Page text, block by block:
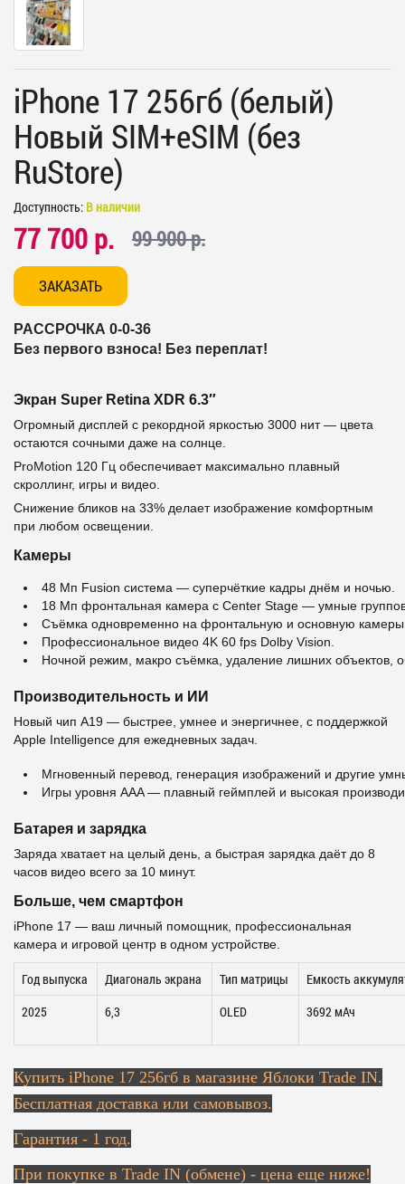
iPhone 17 256гб (белый)
Новый SIM+eSIM (без
RuStore)
Доступность: В наличии
77 700 р. 99 900 р.
ЗАКАЗАТЬ
РАССРОЧКА 0-0-36
Без первого взноса! Без переплат!
Экран Super Retina XDR 6.3″
Огромный дисплей с рекордной яркостью 3000 нит — цвета
остаются сочными даже на солнце.
ProMotion 120 Гц обеспечивает максимально плавный
скроллинг, игры и видео.
Снижение бликов на 33% делает изображение комфортным
при любом освещении.
Камеры
48 Мп Fusion система — суперчёткие кадры днём и ночью.
18 Мп фронтальная камера с Center Stage — умные
Съёмка одновременно на фронтальную и основную
Профессиональное видео 4K 60 fps Dolby Vision.
Ночной режим, макро съёмка, удаление лишних объектов,
Производительность и ИИ
Новый чип A19 — быстрее, умнее и энергичнее, с поддержкой
Apple Intelligence для ежедневных задач.
Мгновенный перевод, генерация изображений и другие
Игры уровня AAA — плавный геймплей и высокая
Батарея и зарядка
Заряда хватает на целый день, а быстрая зарядка даёт до 8
часов видео всего за 10 минут.
Больше, чем смартфон
iPhone 17 — ваш личный помощник, профессиональная
камера и игровой центр в одном устройстве.
Год выпуска Диагональ экрана Тип матрицы
Емкость
2025
6,3 OLED 3692 мАч
Купить iPhone 17 256гб в магазине Яблоки Trade IN.
Бесплатная доставка или самовывоз.
Гарантия - 1 год.
При покупке в Trade IN (обмене) - цена еще ниже!